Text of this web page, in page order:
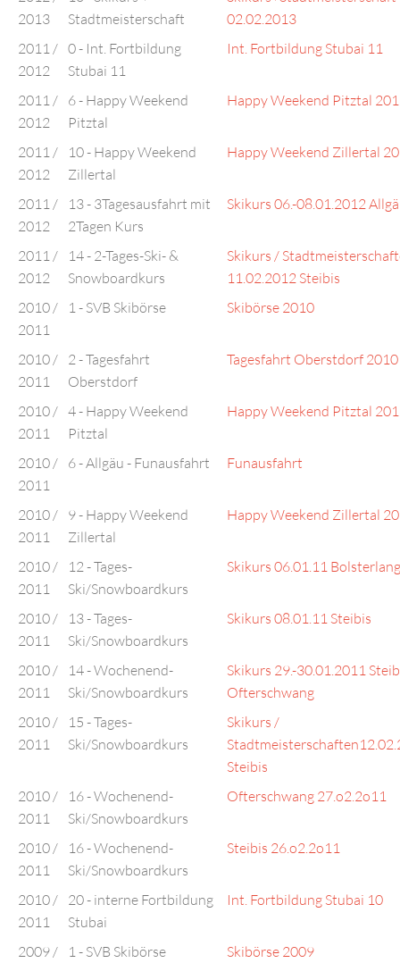
2013
Stadtmeisterschaft
02.02.2013
2011 /
2012
0 - Int. Fortbildung
Stubai 11
Int. Fortbildung Stubai 11
2011 /
2012
6 - Happy Weekend
Pitztal
Happy Weekend Pitztal
2011 /
2012
10 - Happy Weekend
Zillertal
Happy Weekend Zillertal
2011 /
2012
13 - 3Tagesausfahrt mit
2Tagen Kurs
Skikurs 06.-08.01.2012
2011 /
2012
14 - 2-Tages-Ski- &
Snowboardkurs
Skikurs /
11.02.2012 Steibis
2010 /
2011
1 - SVB Skibörse Skibörse 2010
2010 /
2011
2 - Tagesfahrt
Oberstdorf
Tagesfahrt Oberstdorf 2010
2010 /
2011
4 - Happy Weekend
Pitztal
Happy Weekend Pitztal
2010 /
2011
6 - Allgäu - Funausfahrt Funausfahrt
2010 /
2011
9 - Happy Weekend
Zillertal
Happy Weekend Zillertal
2010 /
2011
12 - Tages-
Ski/Snowboardkurs
Skikurs 06.01.11 Bolsterlang
2010 /
2011
13 - Tages-
Ski/Snowboardkurs
Skikurs 08.01.11 Steibis
2010 /
2011
14 - Wochenend-
Ski/Snowboardkurs
Skikurs 29.-30.01.2011
Ofterschwang
2010 /
2011
15 - Tages-
Ski/Snowboardkurs
Skikurs /
Steibis
2010 /
2011
16 - Wochenend-
Ski/Snowboardkurs
Ofterschwang 27.o2.2o11
2010 /
2011
16 - Wochenend-
Ski/Snowboardkurs
Steibis 26.o2.2o11
2010 /
2011
20 - interne Fortbildung
Stubai
Int. Fortbildung Stubai 10
2009 /
1 - SVB Skibörse Skibörse 2009